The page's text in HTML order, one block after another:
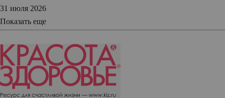
31 июля 2026
Показать еще